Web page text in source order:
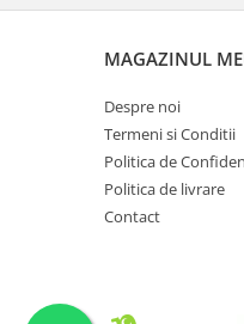
MAGAZINUL
Despre noi
Termeni si Conditii
Politica de
Politica de livrare
Contact